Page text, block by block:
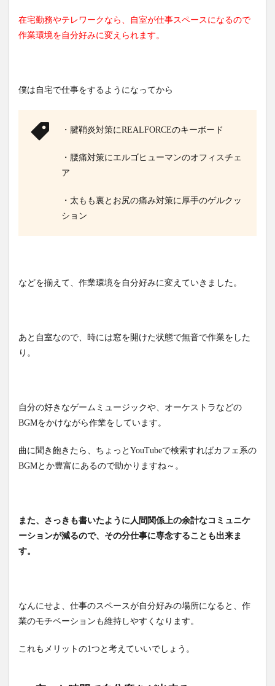
在宅勤務やテレワークなら、自室が仕事スペースになるので
作業環境を自分好みに変えられます。
僕は自宅で仕事をするようになってから
・腱鞘炎対策にREALFORCEのキーボード
・腰痛対策にエルゴヒューマンのオフィスチェ
ア
・太もも裏とお尻の痛み対策に厚手のゲルクッ
ション
などを揃えて、作業環境を自分好みに変えていきました。
あと自室なので、時には窓を開けた状態で無音で作業をした
り。
自分の好きなゲームミュージックや、オーケストラなどの
BGMをかけながら作業をしています。
曲に聞き飽きたら、ちょっとYouTubeで検索すればカフェ系の
BGMとか豊富にあるので助かりますね～。
また、さっきも書いたように人間関係上の余計なコミュニケ
ーションが減るので、その分仕事に専念することも出来ま
す。
なんにせよ、仕事のスペースが自分好みの場所になると、作
業のモチベーションも維持しやすくなります。
これもメリットの1つと考えていいでしょう。